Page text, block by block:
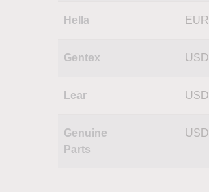
Hella EUR
Gentex USD
Lear USD
Genuine
Parts
USD